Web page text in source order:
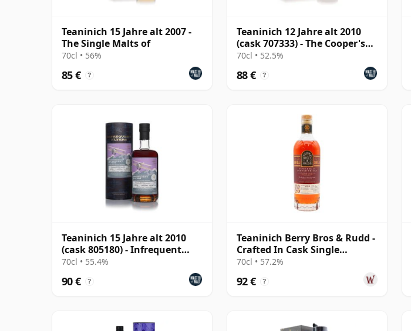
Teaninich 15 Jahre alt 2007 -
The Single Malts of
70cl • 56%
85 € ?
Teaninich 12 Jahre alt 2010
(cask 707333) - The Cooper's
Choice
70cl • 52.5%
88 € ?
Teaninich 15 Jahre alt 2010
(cask 805180) - Infrequent
Flyers
70cl • 55.4%
90 € ?
Teaninich Berry Bros & Rudd -
Crafted In Cask Single
Margaux 2010 14 Jahre alt
70cl • 57.2%
92 € ?